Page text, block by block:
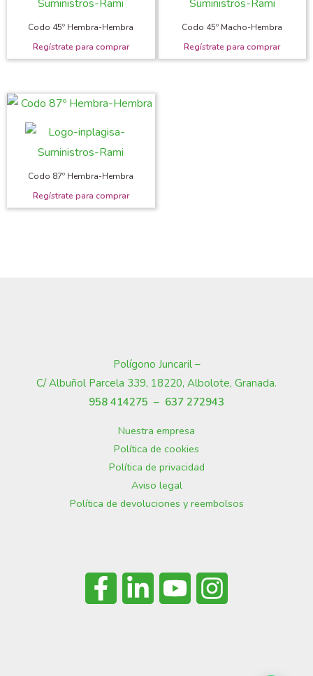
Codo 45º Hembra-Hembra Codo 45º Macho-Hembra
Codo 87º Hembra-Hembra
Polígono Juncaril –
C/ Albuñol Parcela 339, 18220, Albolote, Granada.
958 414275 – 637 272943
Nuestra empresa
Política de cookies
Política de privacidad
Aviso legal
Política de devoluciones y reembolsos